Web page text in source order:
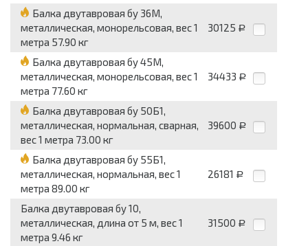
Балка двутавровая бу 36М,
металлическая, монорельсовая, вес 1
метра 57.90 кг
30125 Р
Балка двутавровая бу 45М,
металлическая, монорельсовая, вес 1
метра 77.60 кг
34433 Р
Балка двутавровая бу 50Б1,
металлическая, нормальная, сварная,
вес 1 метра 73.00 кг
39600 Р
Балка двутавровая бу 55Б1,
металлическая, нормальная, вес 1
метра 89.00 кг
26181 Р
Балка двутавровая бу 10,
металлическая, длина от 5 м, вес 1
метра 9.46 кг
31500 Р